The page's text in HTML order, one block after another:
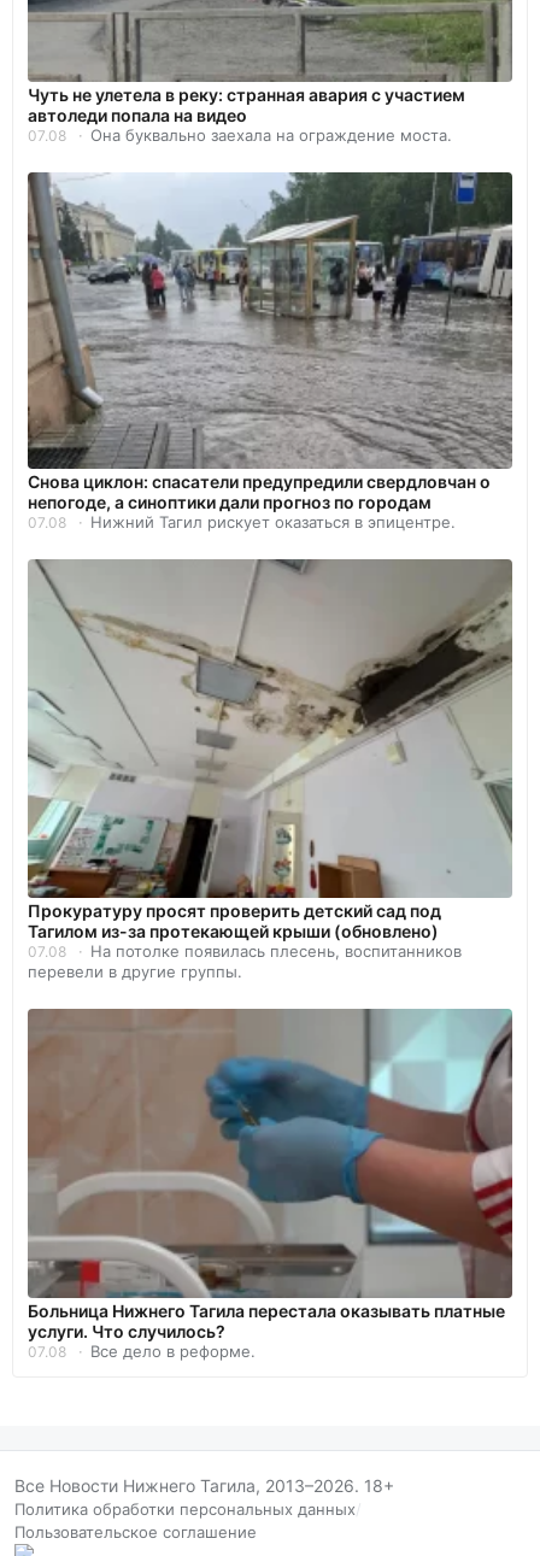
Чуть не улетела в реку: странная авария с участием
автоледи попала на видео
07.08 Она буквально заехала на ограждение моста.
Снова циклон: спасатели предупредили свердловчан о
непогоде, а синоптики дали прогноз по городам
07.08 Нижний Тагил рискует оказаться в эпицентре.
Прокуратуру просят проверить детский сад под
Тагилом из-за протекающей крыши (обновлено)
07.08
На потолке появилась плесень, воспитанников
перевели в другие группы.
Больница Нижнего Тагила перестала оказывать платные
услуги. Что случилось?
07.08 Все дело в реформе.
Все Новости Нижнего Тагила, 2013–2026. 18+
Политика обработки персональных данных/
Пользовательское соглашение